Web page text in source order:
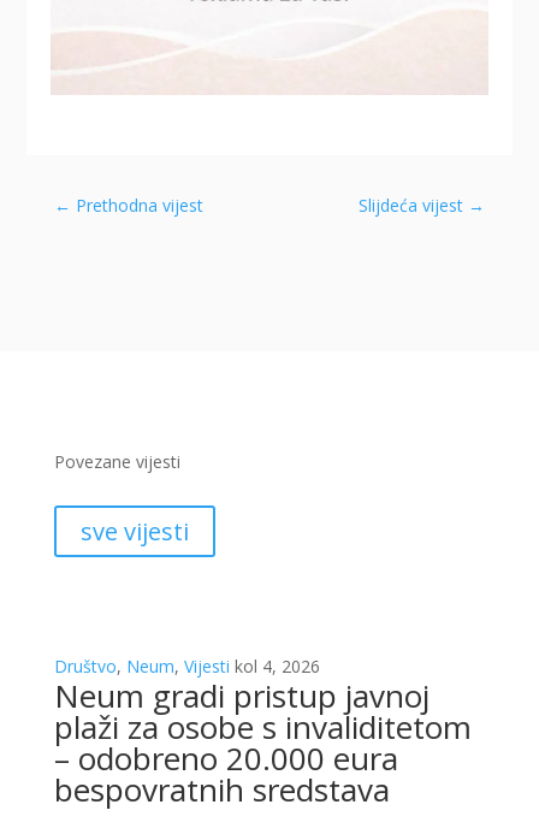
← Prethodna vijest Slijdeća vijest →
Povezane vijesti
sve vijesti
Društvo, Neum, Vijesti kol 4, 2026
Neum gradi pristup javnoj
plaži za osobe s invaliditetom
– odobreno 20.000 eura
bespovratnih sredstava